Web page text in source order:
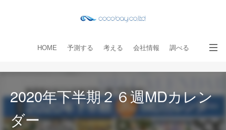
HOME 予測する 考える 会社情報 調べる
2020年下半期２６週MDカレン
ダー